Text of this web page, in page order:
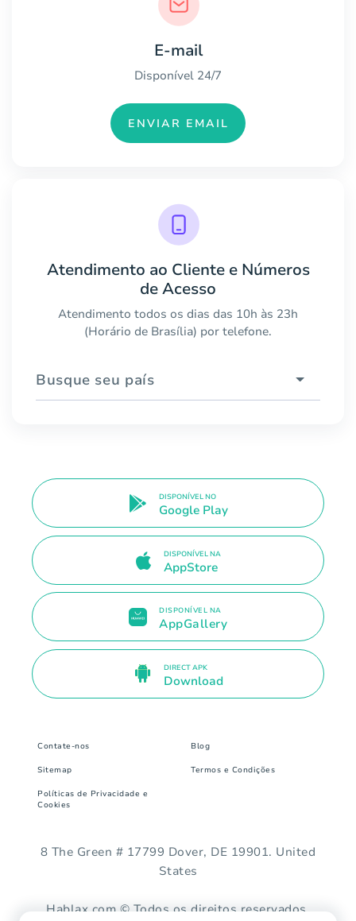
E-mail
Disponível 24/7
ENVIAR EMAIL
Atendimento ao Cliente e Números
de Acesso
Atendimento todos os dias das 10h às 23h
(Horário de Brasília) por telefone.
Busque seu país
DISPONÍVEL NO
Google Play
DISPONÍVEL NA
AppStore
DISPONÍVEL NA
AppGallery
DIRECT APK
Download
Contate-nos Blog
Sitemap Termos e Condições
Políticas de Privacidade e
Cookies
8 The Green # 17799 Dover, DE 19901. United
States
Hablax.com © Todos os direitos reservados.